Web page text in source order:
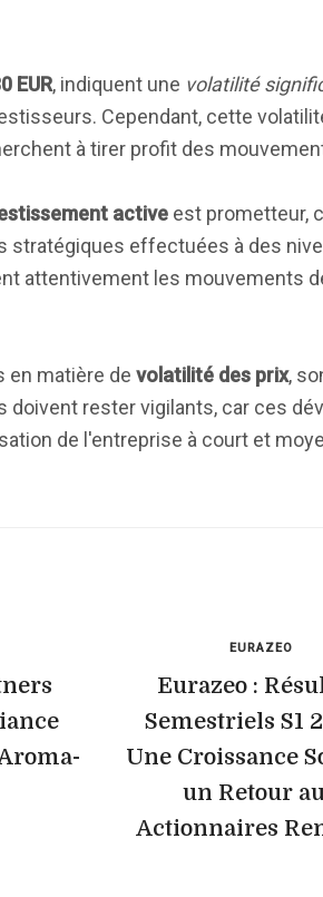
EUR, indiquent une volatilité
Cependant, cette
à tirer profit des
active est prometteur,
stratégiques effectuées à des
attentivement les mouvements
en matière de volatilité des prix,
doivent rester vigilants, car ces
de l'entreprise à court et
EURAZEO
Eurazeo :
Semestriels S1
Une Croissance
un Retour
Actionnaires